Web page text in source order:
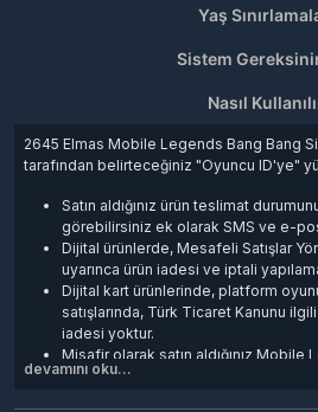
Yaş
Sistem
Nasıl
2645 Elmas Mobile Legends Bang Bang
tarafından belirteceğiniz "Oyuncu ID'ye"
Satın aldığınız ürün teslimat
görebilirsiniz ek olarak SMS ve e-
Dijital ürünlerde, Mesafeli Satışlar
uyarınca ürün iadesi ve iptali
Dijital kart ürünlerinde, platform
satışlarında, Türk Ticaret Kanunu
iadesi yoktur.
Misafir olarak satın aldığınız Mobile
dakika içerisinde işleme alınır
devamını oku...